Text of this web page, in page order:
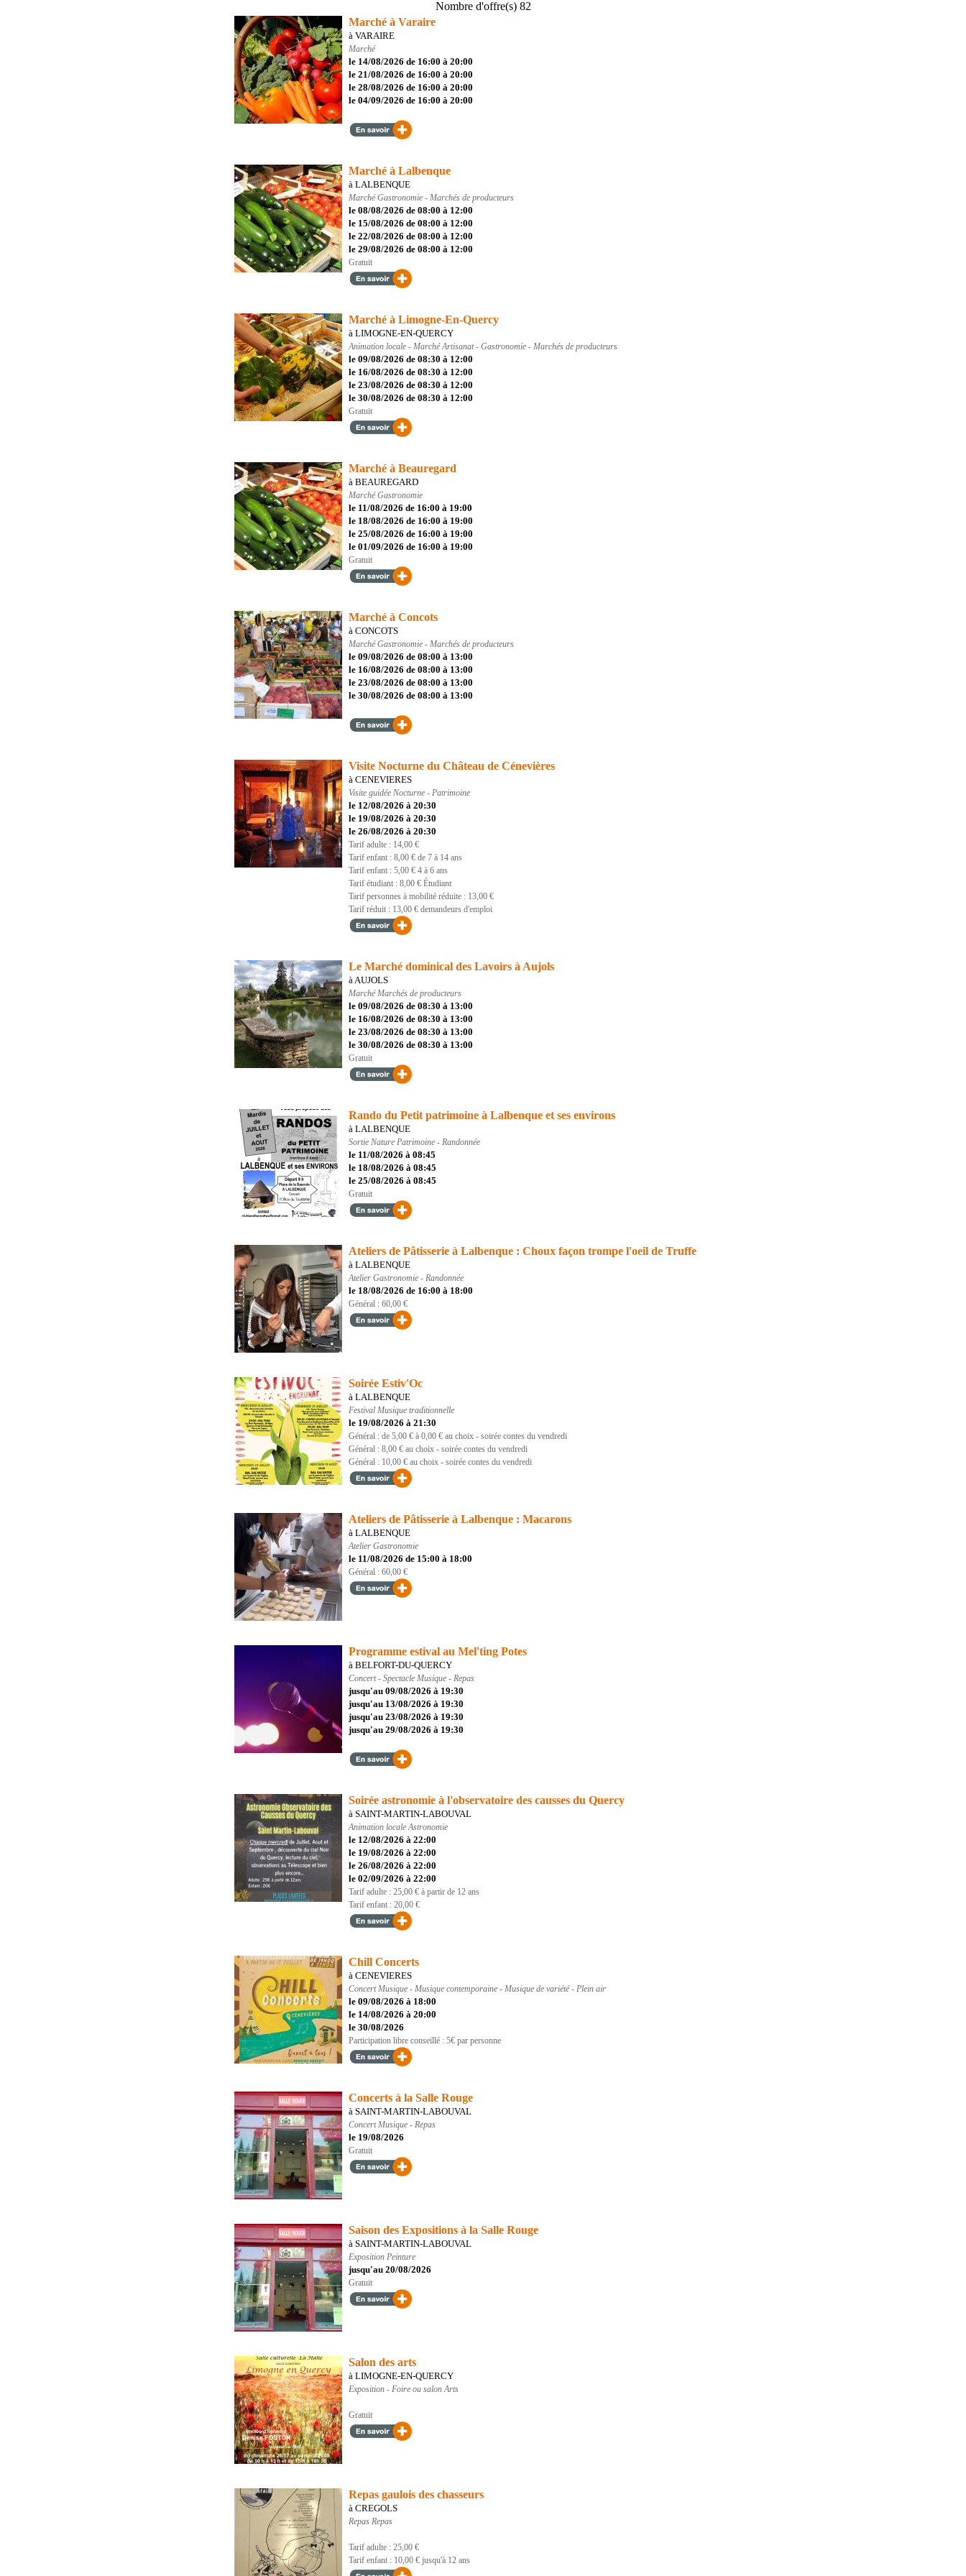
Nombre d'offre(s) 82
Marché à Varaire
à VARAIRE
Marché
le 14/08/2026 de 16:00 à 20:00
le 21/08/2026 de 16:00 à 20:00
le 28/08/2026 de 16:00 à 20:00
le 04/09/2026 de 16:00 à 20:00
Marché à Lalbenque
à LALBENQUE
MarchéGastronomie - Marchés de producteurs
le 08/08/2026 de 08:00 à 12:00
le 15/08/2026 de 08:00 à 12:00
le 22/08/2026 de 08:00 à 12:00
le 29/08/2026 de 08:00 à 12:00
Gratuit
Marché à Limogne-En-Quercy
à LIMOGNE-EN-QUERCY
Animation locale - MarchéArtisanat - Gastronomie - Marchés de producteurs
le 09/08/2026 de 08:30 à 12:00
le 16/08/2026 de 08:30 à 12:00
le 23/08/2026 de 08:30 à 12:00
le 30/08/2026 de 08:30 à 12:00
Gratuit
Marché à Beauregard
à BEAUREGARD
MarchéGastronomie
le 11/08/2026 de 16:00 à 19:00
le 18/08/2026 de 16:00 à 19:00
le 25/08/2026 de 16:00 à 19:00
le 01/09/2026 de 16:00 à 19:00
Gratuit
Marché à Concots
à CONCOTS
MarchéGastronomie - Marchés de producteurs
le 09/08/2026 de 08:00 à 13:00
le 16/08/2026 de 08:00 à 13:00
le 23/08/2026 de 08:00 à 13:00
le 30/08/2026 de 08:00 à 13:00
Visite Nocturne du Château de Cénevières
à CENEVIERES
Visite guidéeNocturne - Patrimoine
le 12/08/2026 à 20:30
le 19/08/2026 à 20:30
le 26/08/2026 à 20:30
Tarif adulte : 14,00 €
Tarif enfant : 8,00 € de 7 à 14 ans
Tarif enfant : 5,00 € 4 à 6 ans
Tarif étudiant : 8,00 € Étudiant
Tarif personnes à mobilité réduite : 13,00 €
Tarif réduit : 13,00 € demandeurs d'emploi
Le Marché dominical des Lavoirs à Aujols
à AUJOLS
MarchéMarchés de producteurs
le 09/08/2026 de 08:30 à 13:00
le 16/08/2026 de 08:30 à 13:00
le 23/08/2026 de 08:30 à 13:00
le 30/08/2026 de 08:30 à 13:00
Gratuit
Rando du Petit patrimoine à Lalbenque et ses environs
à LALBENQUE
Sortie NaturePatrimoine - Randonnée
le 11/08/2026 à 08:45
le 18/08/2026 à 08:45
le 25/08/2026 à 08:45
Gratuit
Ateliers de Pâtisserie à Lalbenque : Choux façon trompe l'oeil de Truffe
à LALBENQUE
AtelierGastronomie - Randonnée
le 18/08/2026 de 16:00 à 18:00
Général : 60,00 €
Soirée Estiv'Oc
à LALBENQUE
FestivalMusique traditionnelle
le 19/08/2026 à 21:30
Général : de 5,00 € à 0,00 € au choix - soirée contes du vendredi
Général : 8,00 € au choix - soirée contes du vendredi
Général : 10,00 € au choix - soirée contes du vendredi
Ateliers de Pâtisserie à Lalbenque : Macarons
à LALBENQUE
AtelierGastronomie
le 11/08/2026 de 15:00 à 18:00
Général : 60,00 €
Programme estival au Mel'ting Potes
à BELFORT-DU-QUERCY
Concert - SpectacleMusique - Repas
jusqu'au 09/08/2026 à 19:30
jusqu'au 13/08/2026 à 19:30
jusqu'au 23/08/2026 à 19:30
jusqu'au 29/08/2026 à 19:30
Soirée astronomie à l'observatoire des causses du Quercy
à SAINT-MARTIN-LABOUVAL
Animation localeAstronomie
le 12/08/2026 à 22:00
le 19/08/2026 à 22:00
le 26/08/2026 à 22:00
le 02/09/2026 à 22:00
Tarif adulte : 25,00 € à partir de 12 ans
Tarif enfant : 20,00 €
Chill Concerts
à CENEVIERES
ConcertMusique - Musique contemporaine - Musique de variété - Plein air
le 09/08/2026 à 18:00
le 14/08/2026 à 20:00
le 30/08/2026
Participation libre conseillé : 5€ par personne
Concerts à la Salle Rouge
à SAINT-MARTIN-LABOUVAL
ConcertMusique - Repas
le 19/08/2026
Gratuit
Saison des Expositions à la Salle Rouge
à SAINT-MARTIN-LABOUVAL
ExpositionPeinture
jusqu'au 20/08/2026
Gratuit
Salon des arts
à LIMOGNE-EN-QUERCY
Exposition - Foire ou salonArts
Gratuit
Repas gaulois des chasseurs
à CREGOLS
RepasRepas
Tarif adulte : 25,00 €
Tarif enfant : 10,00 € jusqu'à 12 ans